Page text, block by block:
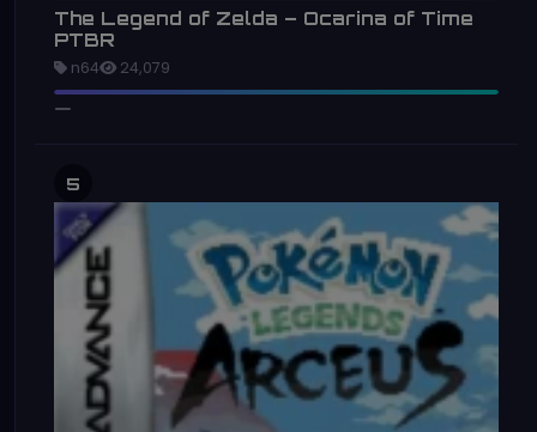
The Legend of Zelda – Ocarina of Time
PTBR
n64 24,079
5